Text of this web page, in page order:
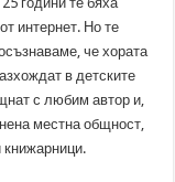
интернет. Но те
че хората
в детските
с любим автор и,
местна общност,
книжарници.